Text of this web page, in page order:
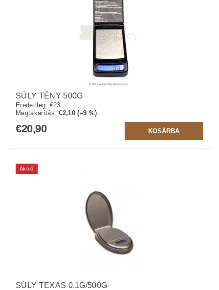
SÚLY TÉNY 500G
Eredetileg: €23
Megtakarítás:€2,10 (–9 %)
€20,90
Akció
SÚLY TEXAS 0,1G/500G